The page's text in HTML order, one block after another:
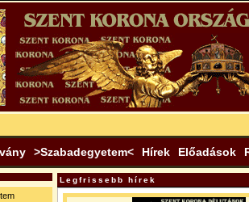
>Szabadegyetem< Hírek Előadások
Legfrissebb hírek